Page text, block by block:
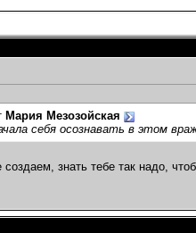
Мария Мезозойская
себя осознавать в этом
знать тебе так надо,